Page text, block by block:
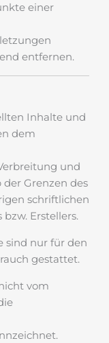
einer
entfernen.
Inhalte und
dem
und
Grenzen des
schriftlichen
Erstellers.
sind nur für den
gestattet.
vom